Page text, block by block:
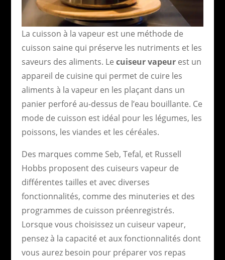
La cuisson à la vapeur est une méthode de
cuisson saine qui préserve les nutriments et les
saveurs des aliments. Le cuiseur vapeurest un
appareil de cuisine qui permet de cuire les
aliments à la vapeur en les plaçant dans un
panier perforé au-dessus de l’eau bouillante. Ce
mode de cuisson est idéal pour les légumes, les
poissons, les viandes et les céréales.
Des marques comme Seb, Tefal, et Russell
Hobbs proposent des cuiseurs vapeur de
différentes tailles et avec diverses
fonctionnalités, comme des minuteries et des
programmes de cuisson préenregistrés.
Lorsque vous choisissez un cuiseur vapeur,
pensez à la capacité et aux fonctionnalités dont
vous aurez besoin pour préparer vos repas